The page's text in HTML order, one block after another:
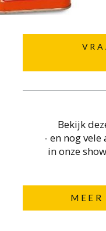
Bekijk
- en nog vele
in onze